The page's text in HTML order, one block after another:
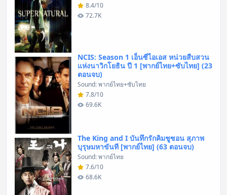
8.4/10
72.7K
NCIS: Season 1 เอ็นซีไอเอส หน่วยสืบสวน
แห่งนาวิกโยธิน ปี 1 [พากย์ไทย+ซับไทย] (23
ตอนจบ)
Sound: พากย์ไทย+ซับไทย
7.8/10
69.6K
The King and I บันทึกรักคิมชูซอน สุภาพ
บุรุษมหาขันที [พากย์ไทย] (63 ตอนจบ)
Sound: พากย์ไทย
7.6/10
68.6K